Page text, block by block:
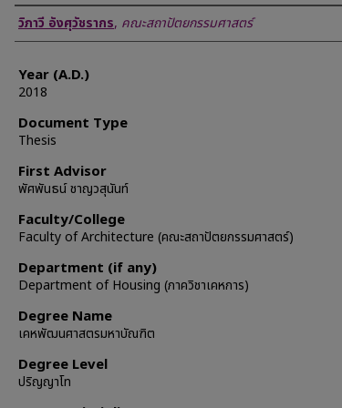
Author
วิภาวี อังศุวัชรากร, คณะสถาปัตยกรรมศาสตร์
Year (A.D.)
2018
Document Type
Thesis
First Advisor
พัศพันธน์ ชาญวสุนันท์
Faculty/College
Faculty of Architecture (คณะสถาปัตยกรรมศาสตร์)
Department (if any)
Department of Housing (ภาควิชาเคหการ)
Degree Name
เคหพัฒนศาสตรมหาบัณฑิต
Degree Level
ปริญญาโท